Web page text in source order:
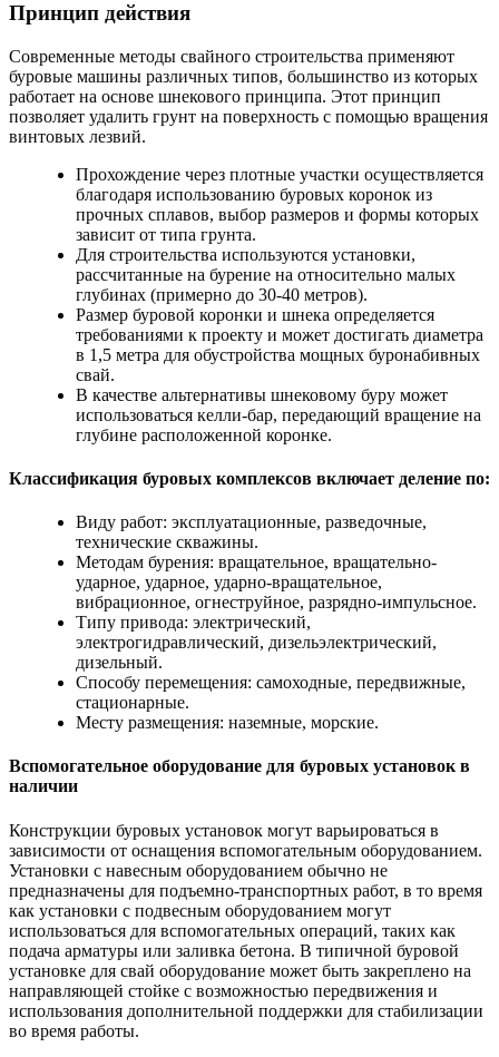
Принцип действия
Современные методы свайного строительства применяют
буровые машины различных типов, большинство из которых
работает на основе шнекового принципа. Этот принцип
позволяет удалить грунт на поверхность с помощью вращения
винтовых лезвий.
Прохождение через плотные участки осуществляется
благодаря использованию буровых коронок из
прочных сплавов, выбор размеров и формы которых
зависит от типа грунта.
Для строительства используются установки,
рассчитанные на бурение на относительно малых
глубинах (примерно до 30-40 метров).
Размер буровой коронки и шнека определяется
требованиями к проекту и может достигать диаметра
в 1,5 метра для обустройства мощных буронабивных
свай.
В качестве альтернативы шнековому буру может
использоваться келли-бар, передающий вращение на
глубине расположенной коронке.
Классификация буровых комплексов включает деление по:
Виду работ: эксплуатационные, разведочные,
технические скважины.
Методам бурения: вращательное, вращательно-
ударное, ударное, ударно-вращательное,
вибрационное, огнеструйное, разрядно-импульсное.
Типу привода: электрический,
электрогидравлический, дизельэлектрический,
дизельный.
Способу перемещения: самоходные, передвижные,
стационарные.
Месту размещения: наземные, морские.
Вспомогательное оборудование для буровых установок в
наличии
Конструкции буровых установок могут варьироваться в
зависимости от оснащения вспомогательным оборудованием.
Установки с навесным оборудованием обычно не
предназначены для подъемно-транспортных работ, в то время
как установки с подвесным оборудованием могут
использоваться для вспомогательных операций, таких как
подача арматуры или заливка бетона. В типичной буровой
установке для свай оборудование может быть закреплено на
направляющей стойке с возможностью передвижения и
использования дополнительной поддержки для стабилизации
во время работы.